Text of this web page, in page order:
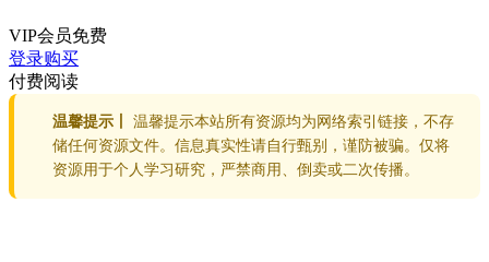
VIP会员免费
登录购买
付费阅读
温馨提示丨
温馨提示本站所有资源均为网络索引链接，不存
储任何资源文件。信息真实性请自行甄别，谨防被骗。仅将
资源用于个人学习研究，严禁商用、倒卖或二次传播。